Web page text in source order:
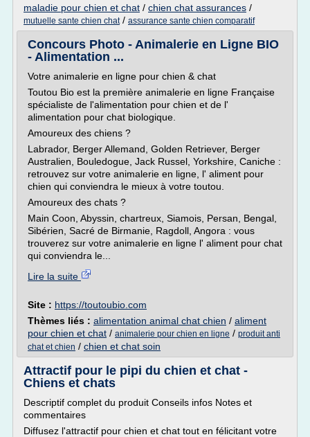
maladie pour chien et chat / chien chat assurances /
mutuelle sante chien chat/ assurance sante chien comparatif
Concours Photo - Animalerie en Ligne BIO
- Alimentation ...
Votre animalerie en ligne pour chien & chat
Toutou Bio est la première animalerie en ligne Française
spécialiste de l'alimentation pour chien et de l'
alimentation pour chat biologique.
Amoureux des chiens ?
Labrador, Berger Allemand, Golden Retriever, Berger
Australien, Bouledogue, Jack Russel, Yorkshire, Caniche :
retrouvez sur votre animalerie en ligne, l' aliment pour
chien qui conviendra le mieux à votre toutou.
Amoureux des chats ?
Main Coon, Abyssin, chartreux, Siamois, Persan, Bengal,
Sibérien, Sacré de Birmanie, Ragdoll, Angora : vous
trouverez sur votre animalerie en ligne l' aliment pour chat
qui conviendra le...
Lire la suite
Site : https://toutoubio.com
Thèmes liés : alimentation animal chat chien / aliment
pour chien et chat / animalerie pour chien en ligne / produit anti
chat et chien / chien et chat soin
Attractif pour le pipi du chien et chat -
Chiens et chats
Descriptif complet du produit Conseils infos Notes et
commentaires
Diffusez l'attractif pour chien et chat tout en félicitant votre